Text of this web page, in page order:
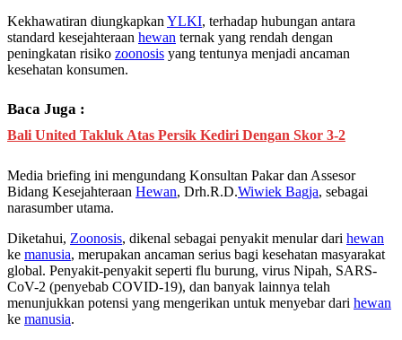
Kekhawatiran diungkapkan YLKI, terhadap hubungan antara
standard kesejahteraan hewan ternak yang rendah dengan
peningkatan risiko zoonosis yang tentunya menjadi ancaman
kesehatan konsumen.
Baca Juga :
Bali United Takluk Atas Persik Kediri Dengan Skor 3-2
Media briefing ini mengundang Konsultan Pakar dan Assesor
Bidang Kesejahteraan Hewan, Drh.R.D.Wiwiek Bagja, sebagai
narasumber utama.
Diketahui, Zoonosis, dikenal sebagai penyakit menular dari hewan
ke manusia, merupakan ancaman serius bagi kesehatan masyarakat
global. Penyakit-penyakit seperti flu burung, virus Nipah, SARS-
CoV-2 (penyebab COVID-19), dan banyak lainnya telah
menunjukkan potensi yang mengerikan untuk menyebar dari hewan
ke manusia.